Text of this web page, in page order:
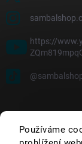
Používáme
https://